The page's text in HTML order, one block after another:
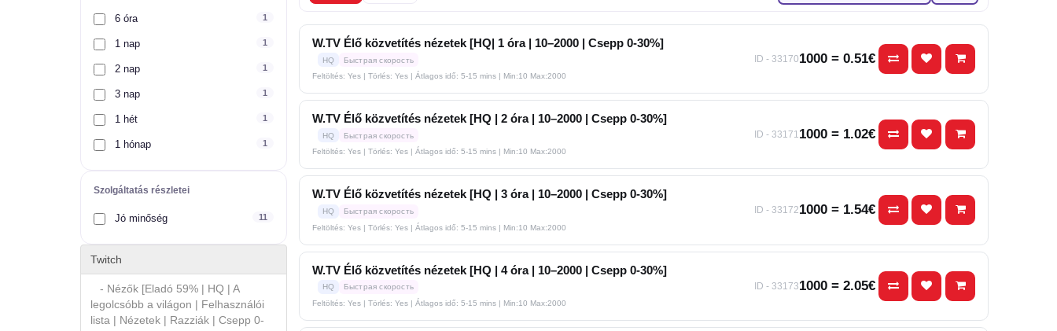
6 óra 1
1 nap 1
2 nap 1
3 nap 1
1 hét 1
1 hónap 1
Szolgáltatás részletei
Jó minőség 11
Twitch
- Nézők [Eladó 59% | HQ | A
legolcsóbb a világon | Felhasználói
lista | Nézetek | Razziák | Csepp 0-
W.TV Élő közvetítés nézetek [HQ| 1 óra | 10–2000 | Csepp 0-30%]
HQ
Быстрая скорость
Feltöltés: Yes | Törlés: Yes | Átlagos idő: 5-15 mins | Min:10 Max:2000
ID - 331701000 = 0.51€
W.TV Élő közvetítés nézetek [HQ | 2 óra | 10–2000 | Csepp 0-30%]
HQ
Быстрая скорость
Feltöltés: Yes | Törlés: Yes | Átlagos idő: 5-15 mins | Min:10 Max:2000
ID - 33171 1000 = 1.02€
W.TV Élő közvetítés nézetek [HQ | 3 óra | 10–2000 | Csepp 0-30%]
HQ
Быстрая скорость
Feltöltés: Yes | Törlés: Yes | Átlagos idő: 5-15 mins | Min:10 Max:2000
ID - 331721000 = 1.54€
W.TV Élő közvetítés nézetek [HQ | 4 óra | 10–2000 | Csepp 0-30%]
HQ
Быстрая скорость
Feltöltés: Yes | Törlés: Yes | Átlagos idő: 5-15 mins | Min:10 Max:2000
ID - 331731000 = 2.05€